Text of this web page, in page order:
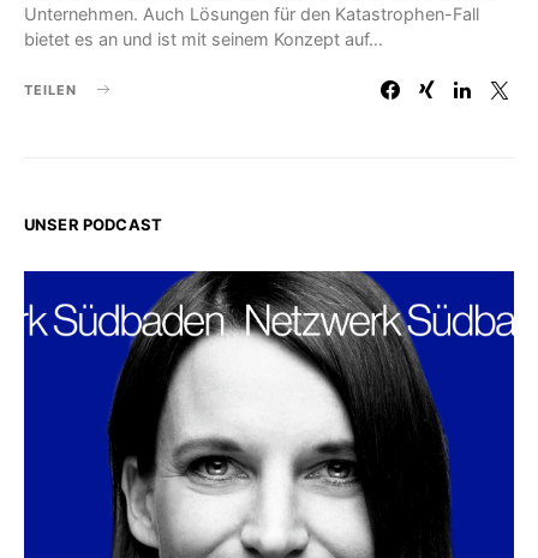
Unternehmen. Auch Lösungen für den Katastrophen-Fall
bietet es an und ist mit seinem Konzept auf…
TEILEN
UNSER PODCAST